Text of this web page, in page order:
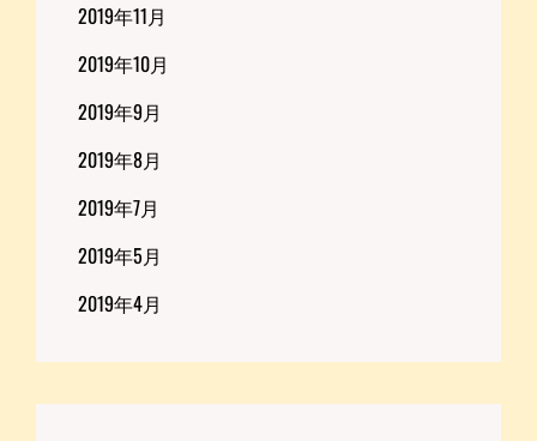
2019年11月
2019年10月
2019年9月
2019年8月
2019年7月
2019年5月
2019年4月